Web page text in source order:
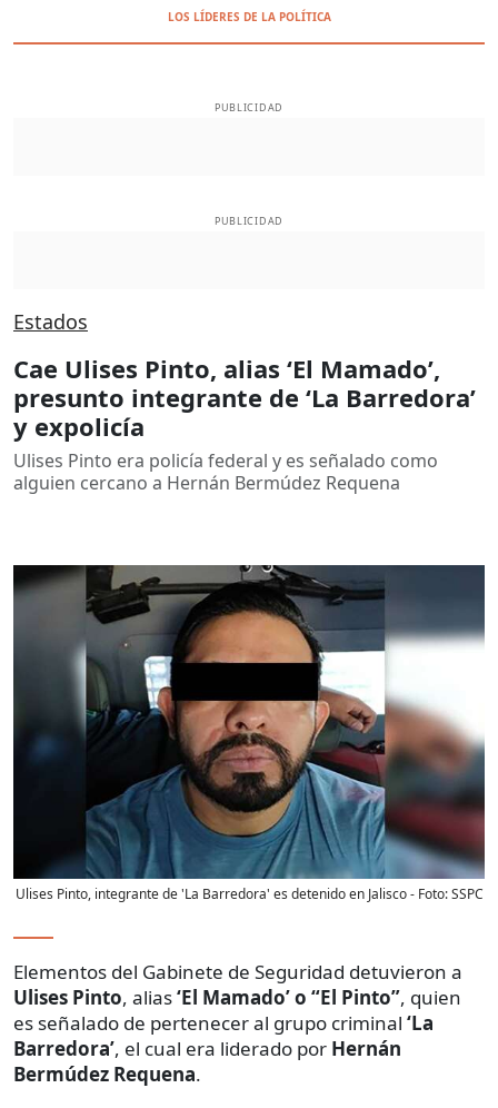
LOS LÍDERES DE LA POLÍTICA
PUBLICIDAD
PUBLICIDAD
Estados
Cae Ulises Pinto, alias ‘El Mamado’,
presunto integrante de ‘La Barredora’
y expolicía
Ulises Pinto era policía federal y es señalado como
alguien cercano a Hernán Bermúdez Requena
Ulises Pinto, integrante de 'La Barredora' es detenido en Jalisco- Foto:SSPC
Elementos del Gabinete de Seguridad detuvieron a
Ulises Pinto, alias‘El Mamado’ o “El Pinto”, quien
es señalado de pertenecer al grupo criminal ‘La
Barredora’, el cual era liderado por Hernán
Bermúdez Requena.